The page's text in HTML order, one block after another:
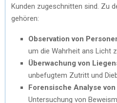
Kunden zugeschnitten sind. Zu
gehören:
Observation von
um die Wahrheit ans Licht
Überwachung von
unbefugtem Zutritt und
Forensische Analyse
Untersuchung von